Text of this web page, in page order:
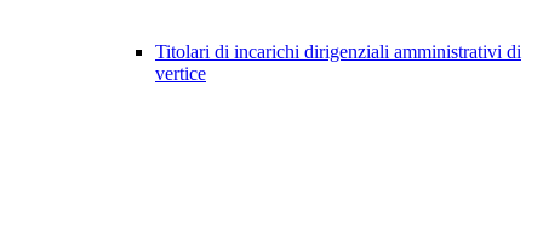
Titolari di incarichi dirigenziali amministrativi di
vertice